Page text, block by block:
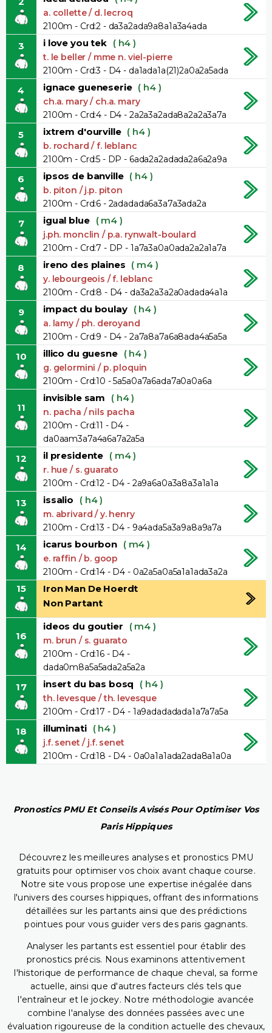
a. collette / d. lecroq
2100m - Crd:2 - da3a2ada9a8a1a3a4ada
3 i love you tek ( h4 )
t. le beller / mme n. viel-pierre
2100m - Crd:3 - D4 - da1ada1a(21)2a0a2a5ada
4 ignace gueneserie ( h4 )
ch.a. mary / ch.a. mary
2100m - Crd:4 - D4 - 2a2a3a2ada8a2a2a3a7a
5 ixtrem d'ourville ( h4 )
b. rochard / f. leblanc
2100m - Crd:5 - DP - 6ada2a2adada2a6a2a9a
6 ipsos de banville ( h4 )
b. piton / j.p. piton
2100m - Crd:6 - 2adadada6a3a7a3ada2a
7 igual blue ( m4 )
j.ph. monclin / p.a. rynwalt-boulard
2100m - Crd:7 - DP - 1a7a3a0a0ada2a2a1a7a
8 ireno des plaines ( m4 )
y. lebourgeois / f. leblanc
2100m - Crd:8 - D4 - da3a2a3a2a0adada4a1a
9 impact du boulay ( h4 )
a. lamy / ph. deroyand
2100m - Crd:9 - D4 - 2a7a8a7a6a8ada4a5a5a
10 illico du guesne ( h4 )
g. gelormini / p. ploquin
2100m - Crd:10 - 5a5a0a7a6ada7a0a0a6a
11
invisible sam ( h4 )
n. pacha / nils pacha
2100m - Crd:11 - D4 -
da0aam3a7a4a6a7a2a5a
12 il presidente ( m4 )
r. hue / s. guarato
2100m - Crd:12 - D4 - 2a9a6a0a3a8a3a1a1a
13 issalio ( h4 )
m. abrivard / y. henry
2100m - Crd:13 - D4 - 9a4ada5a3a9a8a9a7a
14 icarus bourbon ( m4 )
e. raffin / b. goop
2100m - Crd:14 - D4 - 0a2a5a0a5a1a1ada3a2a
15
Iron Man De Hoerdt
Non Partant
16
ideos du goutier ( m4 )
m. brun / s. guarato
2100m - Crd:16 - D4 -
dada0m8a5a5ada2a5a2a
17 insert du bas bosq ( h4 )
th. levesque / th. levesque
2100m - Crd:17 - D4 - 1a9adadadada1a7a7a5a
18 illuminati ( h4 )
j.f. senet / j.f. senet
2100m - Crd:18 - D4 - 0a0a1a1ada2ada8a1a0a
Pronostics PMU Et Conseils Avisés Pour Optimiser Vos
Paris Hippiques
Découvrez les meilleures analyses et pronostics PMU
gratuits pour optimiser vos choix avant chaque course.
Notre site vous propose une expertise inégalée dans
l'univers des courses hippiques, offrant des informations
détaillées sur les partants ainsi que des prédictions
pointues pour vous guider vers des paris gagnants.
Analyser les partants est essentiel pour établir des
pronostics précis. Nous examinons attentivement
l'historique de performance de chaque cheval, sa forme
actuelle, ainsi que d'autres facteurs clés tels que
l'entraîneur et le jockey. Notre méthodologie avancée
combine l'analyse des données passées avec une
évaluation rigoureuse de la condition actuelle des chevaux,